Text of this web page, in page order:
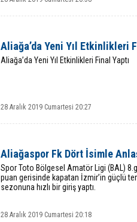
Aliağa’da Yeni Yıl Etkinlikleri
Aliağa’da Yeni Yıl Etkinlikleri Final Yaptı
28 Aralık 2019 Cumartesi 20:27
Aliağaspor Fk Dört İsimle
Spor Toto Bölgesel Amatör Ligi (BAL)
puan gerisinde kapatan İzmir’in güçlü
sezonuna hızlı bir giriş yaptı.
28 Aralık 2019 Cumartesi 20:18